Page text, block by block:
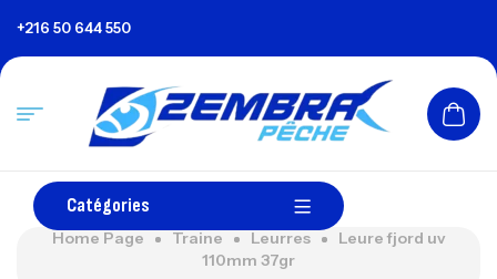
+216 50 644 550
Catégories
Home Page Traine Leurres
Leure fjord uv
110mm 37gr